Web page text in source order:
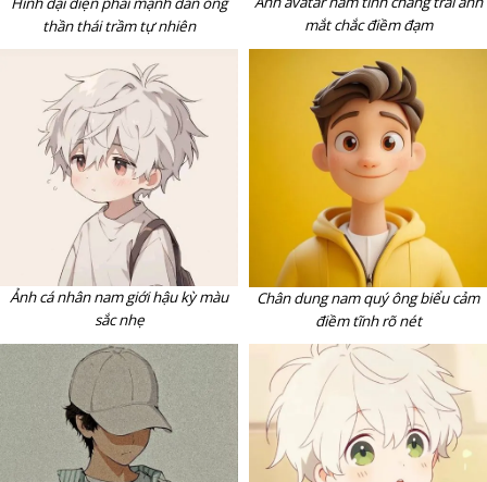
thần thái trầm tự nhiên
mắt chắc điềm đạm
Ảnh cá nhân nam giới hậu kỳ màu
sắc nhẹ
Chân dung nam quý ông biểu cảm
điềm tĩnh rõ nét